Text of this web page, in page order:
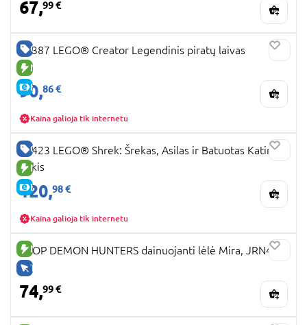
67,99 €
GERA KAINA
NAUJA PREKĖ
E-KAINA
31387 LEGO® Creator Legendinis piratų laivas
90,86 €
Kaina galioja tik internetu
GERA KAINA
NAUJA PREKĖ
E-KAINA
72423 LEGO® Shrek: Šrekas, Asilas ir Batuotas Katinas
Pūkis
120,98 €
Kaina galioja tik internetu
NAUJA PREKĖ
TIK INTERNETU
KPOP DEMON HUNTERS dainuojanti lėlė Mira, JRN41
74,99 €